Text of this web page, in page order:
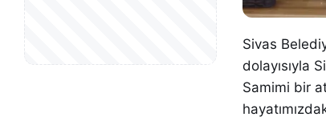
Sivas
dolayısıyla
Samimi bir